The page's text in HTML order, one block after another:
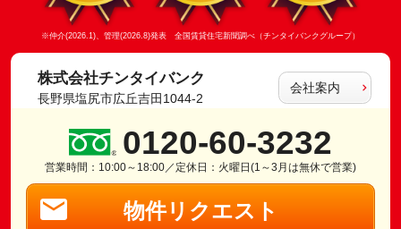
※仲介(2026.1)、管理(2026.8)発表 全国賃貸住宅新聞調べ（チンタイバンクグループ）
株式会社チンタイバンク
長野県塩尻市広丘吉田1044-2
会社案内
0120-60-3232
営業時間：10:00～18:00／定休日：火曜日(1～3月は無休で営業)
物件リクエスト